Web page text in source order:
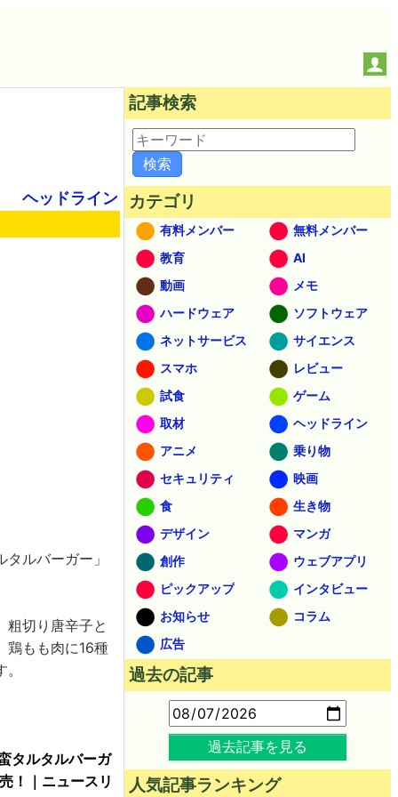
ヘッドライン
ルバーガー」
粗切り唐辛子と
鶏もも肉に16種
タルタルバーガ
！｜ニュースリ
記事検索
カテゴリ
有料メンバー
無料メンバー
教育
AI
動画
メモ
ハードウェア
ソフトウェア
ネットサービス
サイエンス
スマホ
レビュー
試食
ゲーム
取材
ヘッドライン
アニメ
乗り物
セキュリティ
映画
食
生き物
デザイン
マンガ
創作
ウェブアプリ
ピックアップ
インタビュー
お知らせ
コラム
広告
過去の記事
過去記事を見る
人気記事ランキング